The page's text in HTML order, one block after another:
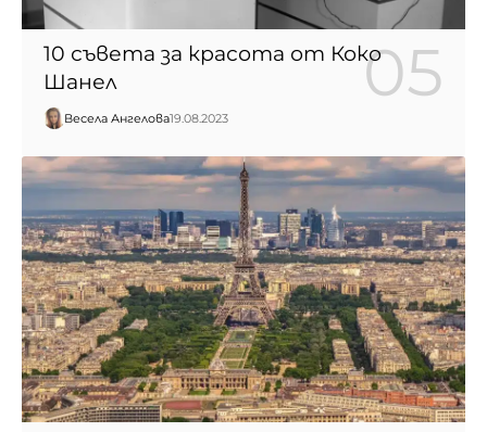
10 съвета за красота от Коко
Шанел
Весела Ангелова19.08.2023